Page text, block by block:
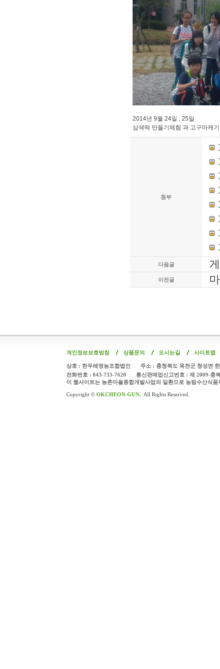
2014년 9월 24일 , 25일
삼색떡 만들기체험 과 고구마캐
첨부
다음글
이전글
개인정보보호방침 상품문의 오시는길 사이트맵
상호 : 한두레영농조합법인
주소 : 충청북도 옥천군 청성면
전화번호 : 043-733-7620
통신판매업신고번호 : 제 2009-충
이 웹사이트는 농촌마을종합개발사업의 일환으로 농림수산식
Copyright © OKCHEON-GUN. All Rights Reserved.